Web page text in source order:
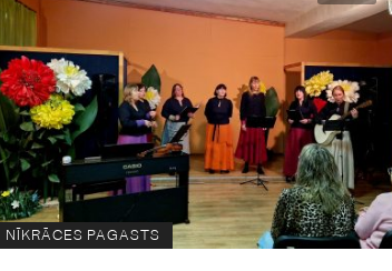
NĪKRĀCES PAGASTS